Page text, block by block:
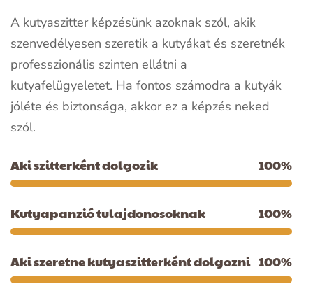
A kutyaszitter képzésünk azoknak szól, akik
szenvedélyesen szeretik a kutyákat és szeretnék
professzionális szinten ellátni a
kutyafelügyeletet. Ha fontos számodra a kutyák
jóléte és biztonsága, akkor ez a képzés neked
szól.
Aki szitterként dolgozik 100%
Kutyapanzió tulajdonosoknak 100%
Aki szeretne kutyaszitterként dolgozni 100%